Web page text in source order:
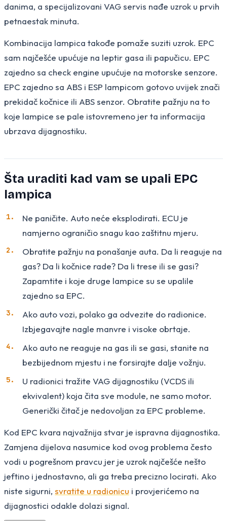
danima, a specijalizovani VAG servis nađe uzrok u prvih
petnaestak minuta.
Kombinacija lampica takođe pomaže suziti uzrok. EPC
sam najčešće upućuje na leptir gasa ili papučicu. EPC
zajedno sa check engine upućuje na motorske senzore.
EPC zajedno sa ABS i ESP lampicom gotovo uvijek znači
prekidač kočnice ili ABS senzor. Obratite pažnju na to
koje lampice se pale istovremeno jer ta informacija
ubrzava dijagnostiku.
Šta uraditi kad vam se upali EPC
lampica
Ne paničite. Auto neće eksplodirati. ECU je
namjerno ograničio snagu kao zaštitnu mjeru.
Obratite pažnju na ponašanje auta. Da li reaguje na
gas? Da li kočnice rade? Da li trese ili se gasi?
Zapamtite i koje druge lampice su se upalile
zajedno sa EPC.
Ako auto vozi, polako ga odvezite do radionice.
Izbjegavajte nagle manvre i visoke obrtaje.
Ako auto ne reaguje na gas ili se gasi, stanite na
bezbijednom mjestu i ne forsirajte dalje vožnju.
U radionici tražite VAG dijagnostiku (VCDS ili
ekvivalent) koja čita sve module, ne samo motor.
Generički čitač je nedovoljan za EPC probleme.
Kod EPC kvara najvažnija stvar je ispravna dijagnostika.
Zamjena dijelova nasumice kod ovog problema često
vodi u pogrešnom pravcu jer je uzrok najčešće nešto
jeftino i jednostavno, ali ga treba precizno locirati. Ako
niste sigurni, svratite u radionicu i provjerićemo na
dijagnostici odakle dolazi signal.